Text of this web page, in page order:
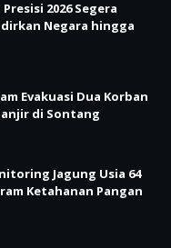
2026 Segera
Negara hingga
Evakuasi Dua Korban
di Sontang
Jagung Usia 64
Ketahanan Pangan